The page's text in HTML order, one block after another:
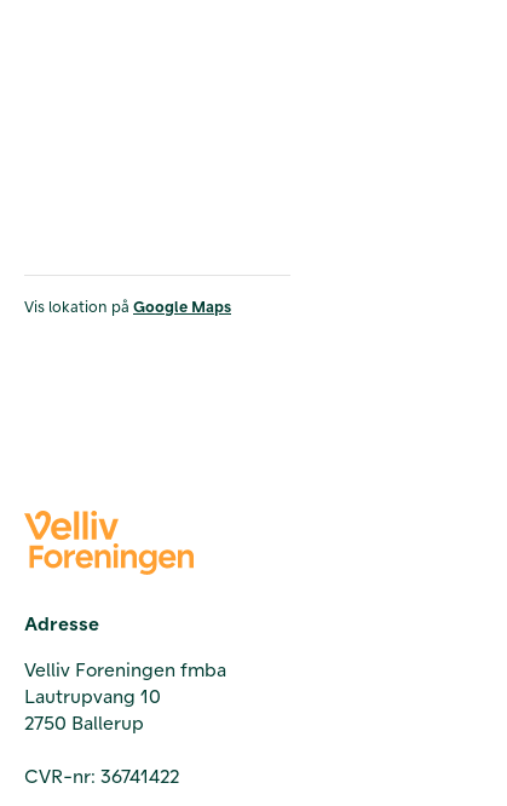
Vis lokation på Google Maps
Adresse
Velliv Foreningen fmba
Lautrupvang 10
2750 Ballerup
CVR-nr: 36741422